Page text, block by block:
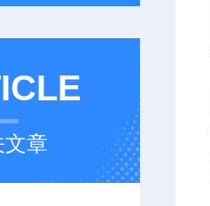
章